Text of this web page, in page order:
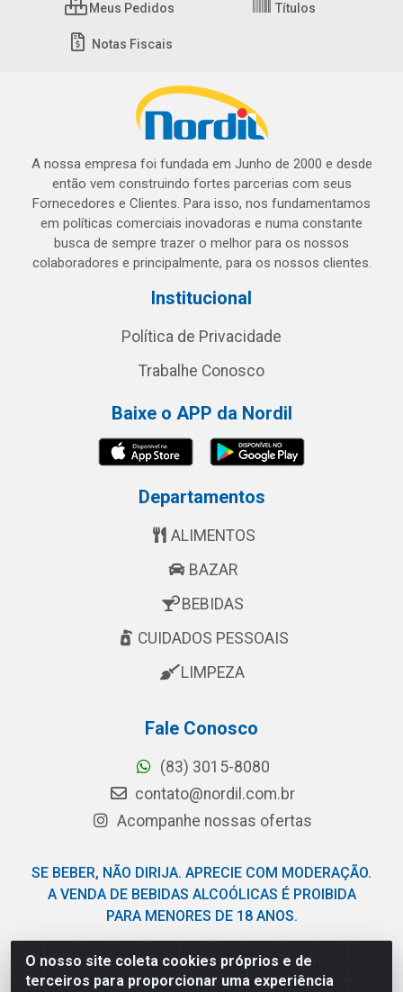
O nosso site coleta cookies próprios e de
terceiros para proporcionar uma experiência
Meus Pedidos Títulos
Notas Fiscais
A nossa empresa foi fundada em Junho de 2000 e desde
então vem construindo fortes parcerias com seus
Fornecedores e Clientes. Para isso, nos fundamentamos
em políticas comerciais inovadoras e numa constante
busca de sempre trazer o melhor para os nossos
colaboradores e principalmente, para os nossos clientes.
Institucional
Política de Privacidade
Trabalhe Conosco
Baixe o APP da Nordil
Departamentos
ALIMENTOS
BAZAR
BEBIDAS
CUIDADOS PESSOAIS
LIMPEZA
Fale Conosco
(83) 3015-8080
contato@nordil.com.br
Acompanhe nossas ofertas
SE BEBER, NÃO DIRIJA. APRECIE COM MODERAÇÃO.
A VENDA DE BEBIDAS ALCOÓLICAS É PROIBIDA
PARA MENORES DE 18 ANOS.
Nordil Distribuidora - Avenida Liberdade, 2738, Bloco F -